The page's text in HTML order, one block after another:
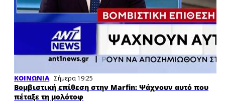
ΚΟΙΝΩΝΙΑ Σήμερα 19:25
Βομβιστική επίθεση στην Marfin: Ψάχνουν αυτό που
πέταξε τη μολότοφ